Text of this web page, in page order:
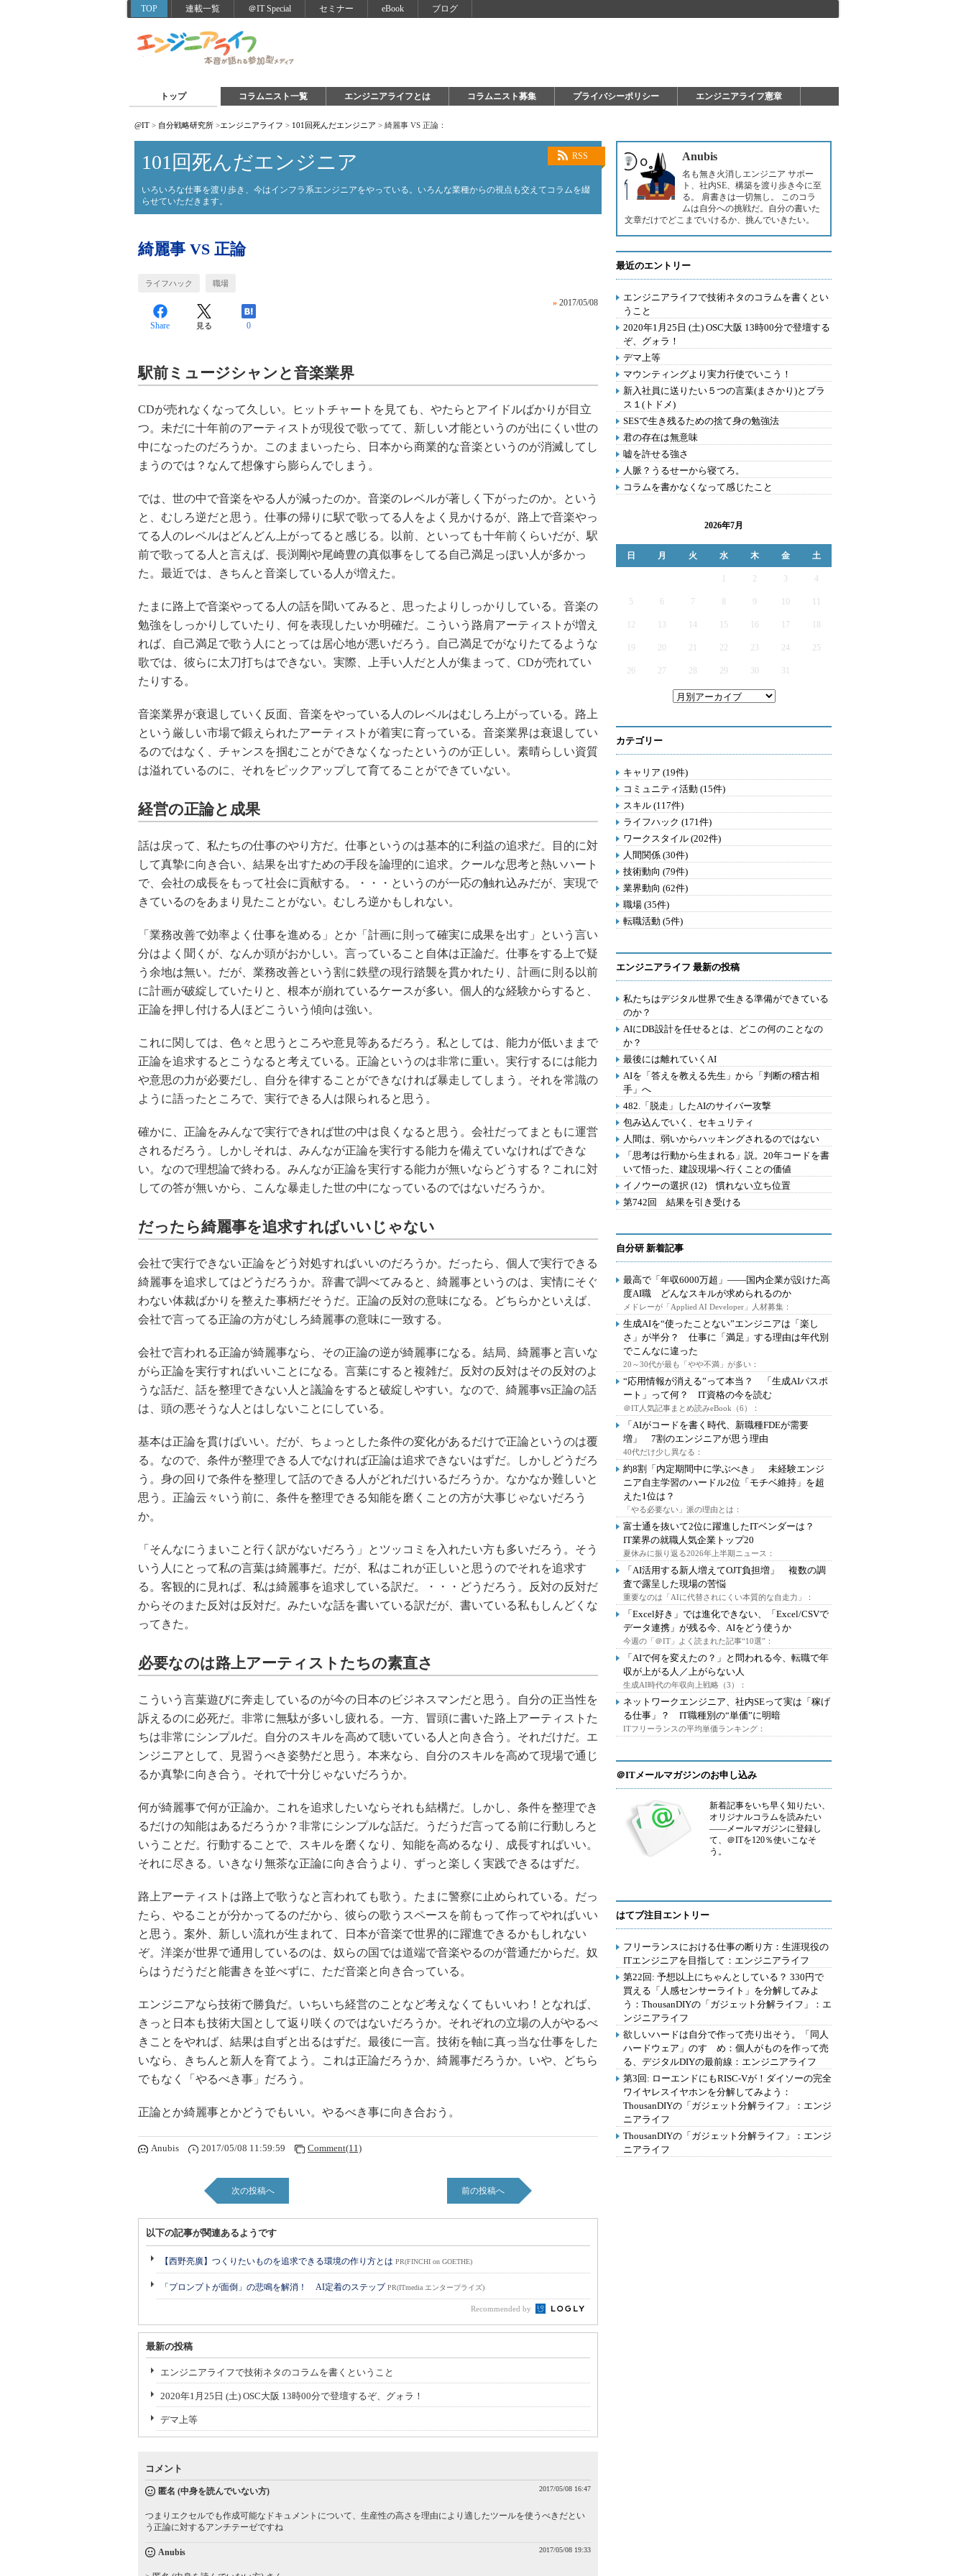
TOP 連載一覧 ＠IT Special セミナー eBook ブログ
トップ コラムニスト一覧 エンジニアライフとは コラムニスト募集 プライバシーポリシー エンジニアライフ憲章
@IT > 自分戦略研究所 >エンジニアライフ > 101回死んだエンジニア > 綺麗事 VS 正論：
RSS
101回死んだエンジニア
いろいろな仕事を渡り歩き、今はインフラ系エンジニアをやっている。いろんな業種からの視点も交えてコラムを綴
らせていただきます。
綺麗事 VS 正論
ライフハック 職場
» 2017/05/08
Share 見る 0
駅前ミュージシャンと音楽業界
CDが売れなくなって久しい。ヒットチャートを見ても、やたらとアイドルばかりが目立
つ。未だに十年前のアーティストが現役で歌ってて、新しい才能というのが出にくい世の
中になったのだろうか。このままいったら、日本から商業的な音楽というのが消滅してし
まうのでは？なんて想像すら膨らんでしまう。
では、世の中で音楽をやる人が減ったのか。音楽のレベルが著しく下がったのか。という
と、むしろ逆だと思う。仕事の帰りに駅で歌ってる人をよく見かけるが、路上で音楽やっ
てる人のレベルはどんどん上がってると感じる。以前、といっても十年前くらいだが、駅
前で歌ってる人と言えば、長渕剛や尾崎豊の真似事をしてる自己満足っぽい人が多かっ
た。最近では、きちんと音楽している人が増えた。
たまに路上で音楽やってる人の話を聞いてみると、思ったよりしっかりしている。音楽の
勉強をしっかりしていたり、何を表現したいか明確だ。こういう路肩アーティストが増え
れば、自己満足で歌う人にとっては居心地が悪いだろう。自己満足でがなりたてるような
歌では、彼らに太刀打ちはできない。実際、上手い人だと人が集まって、CDが売れてい
たりする。
音楽業界が衰退していく反面、音楽をやっている人のレベルはむしろ上がっている。路上
という厳しい市場で鍛えられたアーティストが着実に育っている。音楽業界は衰退してい
るのではなく、チャンスを掴むことができなくなったというのが正しい。素晴らしい資質
は溢れているのに、それをピックアップして育てることができていない。
経営の正論と成果
話は戻って、私たちの仕事のやり方だ。仕事というのは基本的に利益の追求だ。目的に対
して真摯に向き合い、結果を出すための手段を論理的に追求。クールな思考と熱いハート
で、会社の成長をもって社会に貢献する。・・・というのが一応の触れ込みだが、実現で
きているのをあまり見たことがない。むしろ逆かもしれない。
「業務改善で効率よく仕事を進める」とか「計画に則って確実に成果を出す」という言い
分はよく聞くが、なんか頭がおかしい。言っていること自体は正論だ。仕事をする上で疑
う余地は無い。だが、業務改善という割に鉄壁の現行踏襲を貫かれたり、計画に則る以前
に計画が破綻していたりと、根本が崩れているケースが多い。個人的な経験からすると、
正論を押し付ける人ほどこういう傾向は強い。
これに関しては、色々と思うところや意見等あるだろう。私としては、能力が低いままで
正論を追求するとこうなると考えている。正論というのは非常に重い。実行するには能力
や意思の力が必要だし、自分を律することができなければ暴走してしまう。それを常識の
ように語ったところで、実行できる人は限られると思う。
確かに、正論をみんなで実行できれば世の中は良くなると思う。会社だってまともに運営
されるだろう。しかしそれは、みんなが正論を実行する能力を備えていなければできな
い。なので理想論で終わる。みんなが正論を実行する能力が無いならどうする？これに対
しての答が無いから、こんな暴走した世の中になっているのではないだろうか。
だったら綺麗事を追求すればいいじゃない
会社で実行できない正論をどう対処すればいいのだろうか。だったら、個人で実行できる
綺麗事を追求してはどうだろうか。辞書で調べてみると、綺麗事というのは、実情にそぐ
わない体裁ばかりを整えた事柄だそうだ。正論の反対の意味になる。どちらかといえば、
会社で言ってる正論の方がむしろ綺麗事の意味に一致する。
会社で言われる正論が綺麗事なら、その正論の逆が綺麗事になる。結局、綺麗事と言いな
がら正論を実行すればいいことになる。言葉にすると複雑だ。反対の反対はその反対のよ
うな話だ、話を整理できない人と議論をすると破綻しやすい。なので、綺麗事vs正論の話
は、頭の悪そうな人とはしないことにしている。
基本は正論を貫けばいい。だが、ちょっとした条件の変化があるだけで正論というのは覆
る。なので、条件が整理できる人でなければ正論は追求できないはずだ。しかしどうだろ
う。身の回りで条件を整理して話のできる人がどれだけいるだろうか。なかなか難しいと
思う。正論云々いう前に、条件を整理できる知能を磨くことの方が大事じゃないだろう
か。
「そんなにうまいこと行く訳がないだろう」とツッコミを入れたい方も多いだろう。そう
いう人にとって私の言葉は綺麗事だ。だが、私はこれが正しいと思うのでそれを追求す
る。客観的に見れば、私は綺麗事を追求している訳だ。・・・どうだろう。反対の反対だ
からそのまた反対は反対だ。みたいな話を書いている訳だが、書いている私もしんどくな
ってきた。
必要なのは路上アーティストたちの素直さ
こういう言葉遊びに奔走しているのが今の日本のビジネスマンだと思う。自分の正当性を
訴えるのに必死だ。非常に無駄が多いし疲れる。一方、冒頭に書いた路上アーティストた
ちは非常にシンプルだ。自分のスキルを高めて聴いている人と向き合う。それだけだ。エ
ンジニアとして、見習うべき姿勢だと思う。本来なら、自分のスキルを高めて現場で通じ
るか真摯に向き合う。それで十分じゃないだろうか。
何が綺麗事で何が正論か。これを追求したいならそれも結構だ。しかし、条件を整理でき
るだけの知能はあるだろうか？非常にシンプルな話だ。うだうだ言ってる前に行動しろと
いうことだ。行動することで、スキルを磨くなり、知能を高めるなり、成長すればいい。
それに尽きる。いきなり無茶な正論に向き合うより、ずっと楽しく実践できるはずだ。
路上アーティストは路上で歌うなと言われても歌う。たまに警察に止められている。だっ
たら、やることが分かってるのだから、彼らの歌うスペースを前もって作ってやればいい
と思う。案外、新しい流れが生まれて、日本が音楽で世界的に躍進できるかもしれない
ぞ。洋楽が世界で通用しているのは、奴らの国では道端で音楽やるのが普通だからだ。奴
らはうだうだと能書きを並べずに、ただ音楽と向き合っている。
エンジニアなら技術で勝負だ。いちいち経営のことなど考えなくてもいいわ！となれば、
きっと日本も技術大国として返り咲くのではないだろうか。それぞれの立場の人がやるべ
きことをやれば、結果は自ずと出るはずだ。最後に一言。技術を軸に真っ当な仕事をした
いなら、きちんと新人を育てよう。これは正論だろうか、綺麗事だろうか。いや、どちら
でもなく「やるべき事」だろう。
正論とか綺麗事とかどうでもいい。やるべき事に向き合おう。
Anubis 2017/05/08 11:59:59 Comment(11)
次の投稿へ 前の投稿へ
以下の記事が関連あるようです
【西野亮廣】つくりたいものを追求できる環境の作り方とは PR(FINCHI on GOETHE)
「プロンプトが面倒」の悲鳴を解消！ AI定着のステップPR(ITmedia エンタープライズ)
Recommended by
最新の投稿
エンジニアライフで技術ネタのコラムを書くということ
2020年1月25日 (土) OSC大阪 13時00分で登壇するぞ、グォラ！
デマ上等
コメント
匿名 (中身を読んでいない方) 2017/05/08 16:47
つまりエクセルでも作成可能なドキュメントについて、生産性の高さを理由により適したツールを使うべきだとい
う正論に対するアンチテーゼですね
Anubis 2017/05/08 19:33
Anubis
名も無き火消しエンジニア サポー
ト、社内SE、構築を渡り歩き今に至
る。 肩書きは一切無し。 このコラ
ムは自分への挑戦だ。自分の書いた
文章だけでどこまでいけるか、挑んでいきたい。
最近のエントリー
エンジニアライフで技術ネタのコラムを書くとい
うこと
2020年1月25日 (土) OSC大阪 13時00分で登壇する
ぞ、グォラ！
デマ上等
マウンティングより実力行使でいこう！
新入社員に送りたい５つの言葉(まさかり)とプラ
ス１(トドメ)
SESで生き残るための捨て身の勉強法
君の存在は無意味
嘘を許せる強さ
人脈？うるせーから寝てろ。
コラムを書かなくなって感じたこと
2026年7月
日 月 火 水 木 金 土
2 3 4
5 6 7 9
12 13 14 15 16 17
19 20 21 22 23 24 25
26 27 28 29 30 31
カテゴリー
キャリア (19件)
コミュニティ活動 (15件)
スキル (117件)
ライフハック (171件)
ワークスタイル (202件)
人間関係 (30件)
技術動向 (79件)
業界動向 (62件)
職場 (35件)
転職活動 (5件)
エンジニアライフ 最新の投稿
私たちはデジタル世界で生きる準備ができている
のか？
AIにDB設計を任せるとは、どこの何のことなの
か？
最後には離れていくAI
AIを「答えを教える先生」から「判断の稽古相
手」へ
482.「脱走」したAIのサイバー攻撃
包み込んでいく、セキュリティ
人間は、弱いからハッキングされるのではない
「思考は行動から生まれる」説。20年コードを書
いて悟った、建設現場へ行くことの価値
イノウーの選択 (12) 慣れない立ち位置
第742回 結果を引き受ける
自分研 新着記事
最高で「年収6000万超」――国内企業が設けた高
度AI職 どんなスキルが求められるのか
メドレーが「Applied AI Developer」人材募集：
生成AIを“使ったことない”エンジニアは「楽し
さ」が半分？ 仕事に「満足」する理由は年代別
でこんなに違った
20～30代が最も「やや不満」が多い：
“応用情報が消える”って本当？ 「生成AIパスポ
ート」って何？ IT資格の今を読む
＠IT人気記事まとめ読みeBook（6）：
「AIがコードを書く時代、新職種FDEが需要
増」 7割のエンジニアが思う理由
40代だけ少し異なる：
約8割「内定期間中に学ぶべき」 未経験エンジ
ニア自主学習のハードル2位「モチベ維持」を超
えた1位は？
「やる必要ない」派の理由とは：
富士通を抜いて2位に躍進したITベンダーは？
IT業界の就職人気企業トップ20
夏休みに振り返る2026年上半期ニュース：
「AI活用する新人増えてOJT負担増」 複数の調
査で露呈した現場の苦悩
重要なのは「AIに代替されにくい本質的な自走力」：
「Excel好き」では進化できない、「Excel/CSVで
データ連携」が残る今、AIをどう使うか
今週の「＠IT」よく読まれた記事“10選”：
「AIで何を変えたの？」と問われる今、転職で年
収が上がる人／上がらない人
生成AI時代の年収向上戦略（3）：
ネットワークエンジニア、社内SEって実は「稼げ
る仕事」？ IT職種別の“単価”に明暗
ITフリーランスの平均単価ランキング：
＠ITメールマガジンのお申し込み
新着記事をいち早く知りたい、
オリジナルコラムを読みたい
――メールマガジンに登録し
て、＠ITを120％使いこなそ
う。
はてブ注目エントリー
フリーランスにおける仕事の断り方：生涯現役の
ITエンジニアを目指して：エンジニアライフ
第22回: 予想以上にちゃんとしている？ 330円で
買える「人感センサーライト」を分解してみよ
う：ThousanDIYの「ガジェット分解ライフ」：エ
ンジニアライフ
欲しいハードは自分で作って売り出そう。「同人
ハードウェア」のすゝめ：個人がものを作って売
る、デジタルDIYの最前線：エンジニアライフ
第3回: ローエンドにもRISC-Vが！ダイソーの完全
ワイヤレスイヤホンを分解してみよう：
ThousanDIYの「ガジェット分解ライフ」：エンジ
ニアライフ
ThousanDIYの「ガジェット分解ライフ」：エンジ
ニアライフ